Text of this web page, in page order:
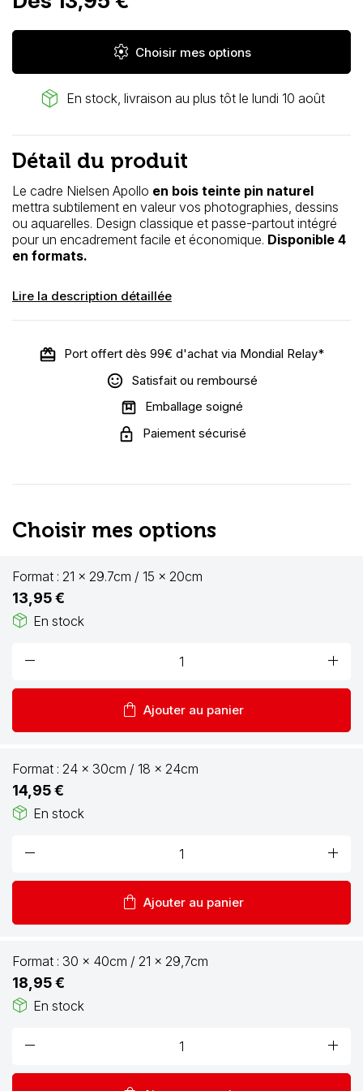
settings Choisir mes options
package_2 En stock, livraison au plus tôt le lundi 10 août
Détail du produit
Le cadre Nielsen Apollo en bois teinte pin naturel
mettra subtilement en valeur vos photographies, dessins
ou aquarelles. Design classique et passe-partout intégré
pour un encadrement facile et économique. Disponible 4
en formats.
Lire la description détaillée
Port offert dès 99€ d'achat via Mondial Relay*
Satisfait ou remboursé
Emballage soigné
Paiement sécurisé
Choisir mes options
Format : 21 x 29.7cm / 15 x 20cm
13,95 €
package_2 En stock
remove add
shopping_bag Ajouter au panier
Format : 24 x 30cm / 18 x 24cm
14,95 €
package_2 En stock
remove add
shopping_bag Ajouter au panier
Format : 30 x 40cm / 21 x 29,7cm
18,95 €
package_2 En stock
remove add